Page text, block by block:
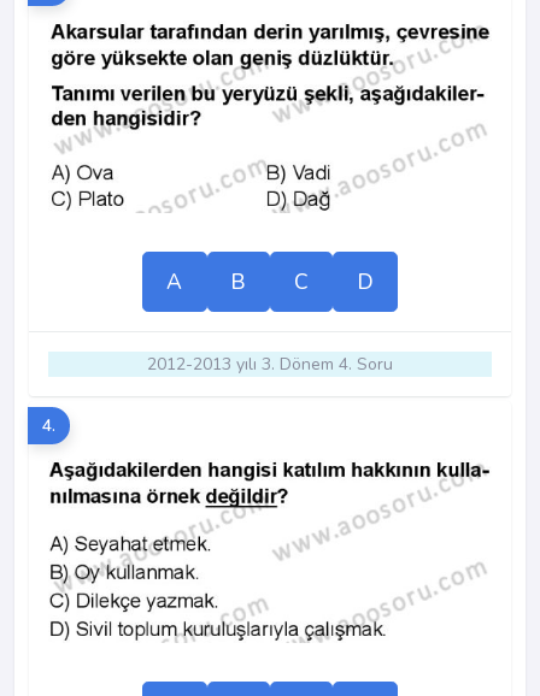
A B C D
2012-2013 yılı 3. Dönem 4. Soru
4.